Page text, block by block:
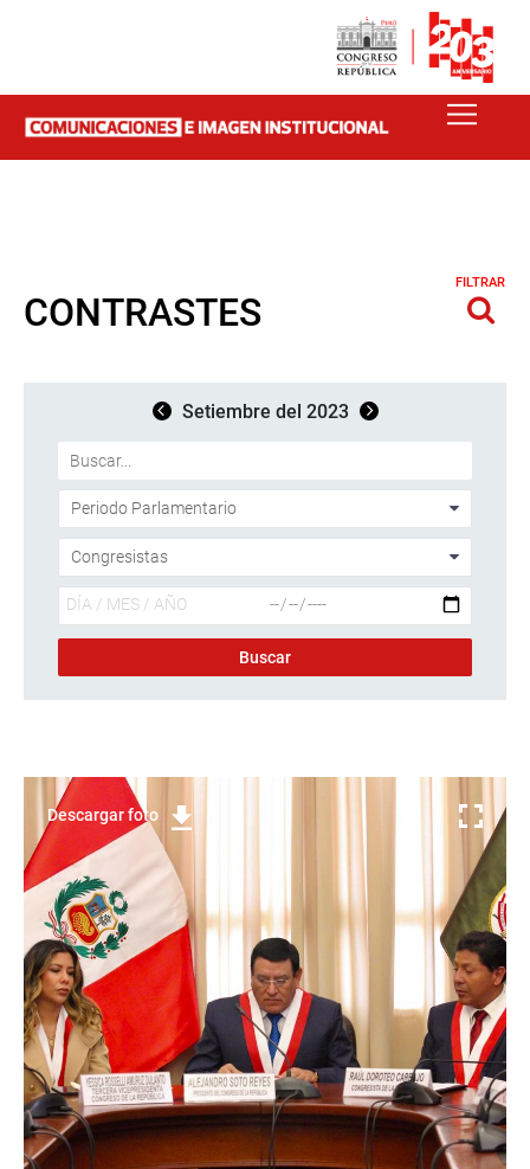
CONTRASTES
FILTRAR
Setiembre del 2023
Descargar foto